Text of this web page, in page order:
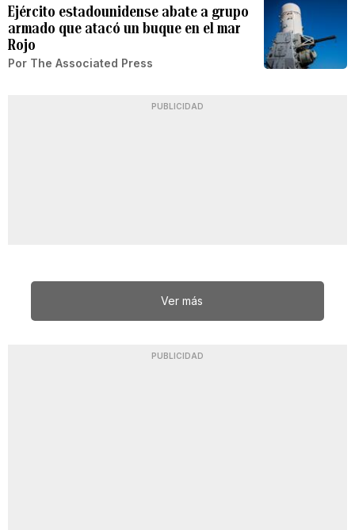
Ejército estadounidense abate a grupo
armado que atacó un buque en el mar
Rojo
Por The Associated Press
PUBLICIDAD
Ver más
PUBLICIDAD